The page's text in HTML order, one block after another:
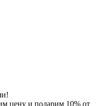
цену и подарим 10% от